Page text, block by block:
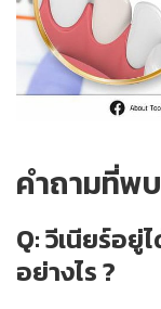
คำถามที่พ
Q: วีเนียร์อยู่
อย่างไร ?